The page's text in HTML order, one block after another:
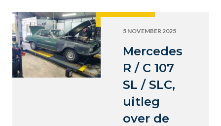
5 NOVEMBER 2025
Mercedes
R / C 107
SL / SLC,
uitleg
over de